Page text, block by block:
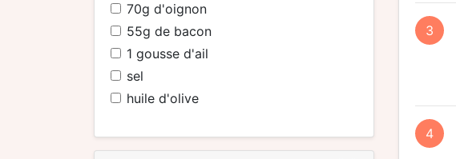
70g d'oignon
55g de bacon
1 gousse d'ail
sel
huile d'olive
3
4